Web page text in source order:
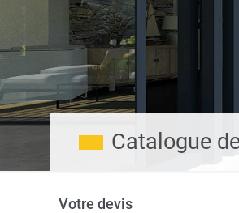
Catalogue
Votre devis